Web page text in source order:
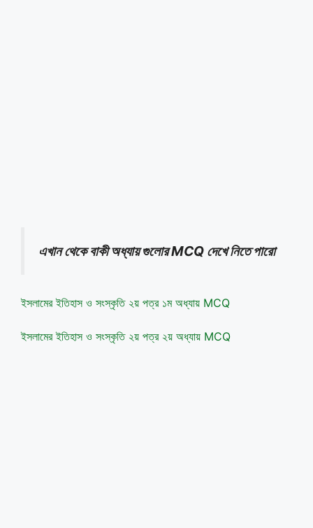
এখান থেকে বাকী অধ্যায় গুলোর MCQ দেখে নিতে পারো
ইসলামের ইতিহাস ও সংস্কৃতি ২য় পত্র ১ম অধ্যায় MCQ
ইসলামের ইতিহাস ও সংস্কৃতি ২য় পত্র ২য় অধ্যায় MCQ